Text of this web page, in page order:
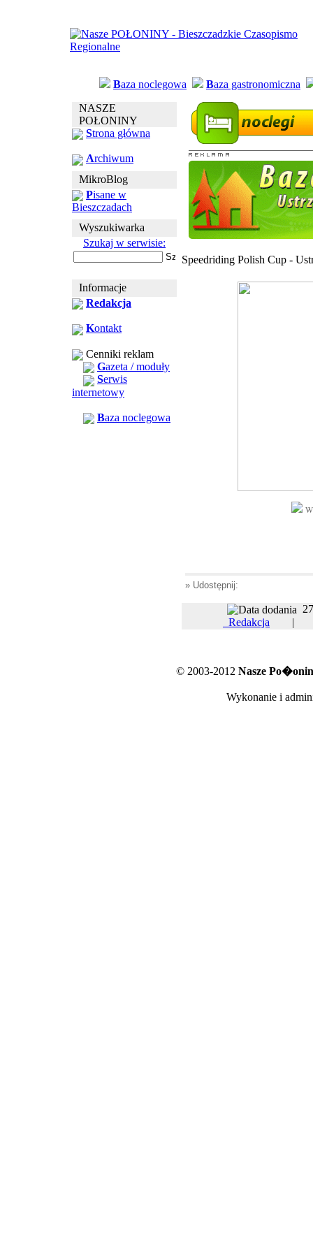
Baza noclegowa Baza gastronomiczna
NASZE
POŁONINY
Strona główna
Archiwum
MikroBlog
Pisane w
Bieszczadach
Wyszukiwarka
Szukaj w serwisie:
Informacje
Redakcja
Kontakt
Cenniki reklam
Gazeta / moduły
Serwis
internetowy
Baza noclegowa
Speedriding Polish Cup -
» Udostępnij:
Redakcja
© 2003-2012 Nasze
Wykonanie i